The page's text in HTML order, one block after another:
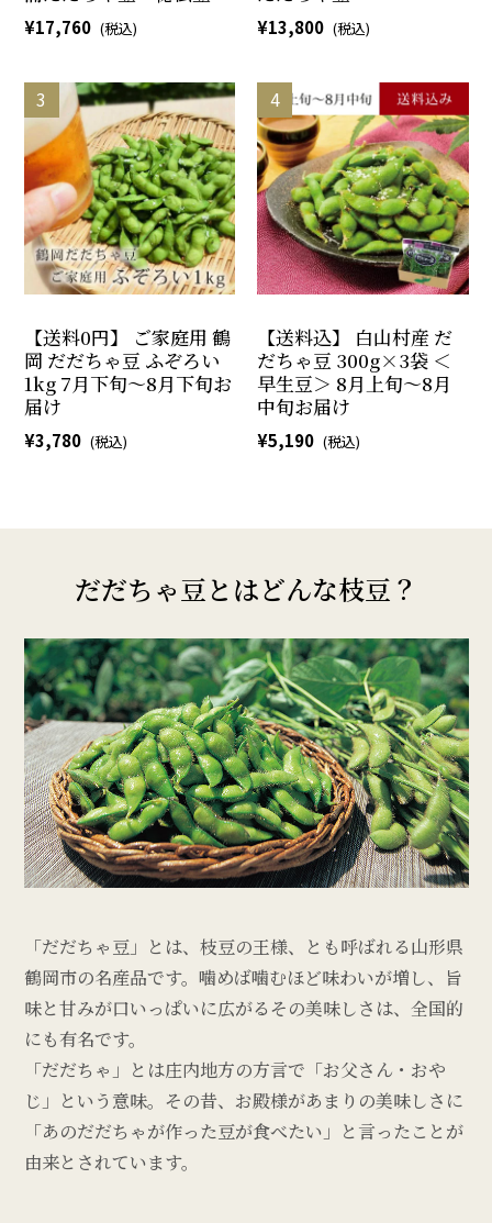
17,760 13,800
【送料0円】 ご家庭用 鶴
岡 だだちゃ豆 ふぞろい
1kg 7月下旬～8月下旬お
届け
3,780
【送料込】 白山村産 だ
だちゃ豆 300g×3袋 ＜
早生豆＞ 8月上旬～8月
中旬お届け
5,190
だだちゃ豆とはどんな枝豆？
「だだちゃ豆」とは、枝豆の王様、とも呼ばれる山形県
鶴岡市の名産品です。噛めば噛むほど味わいが増し、旨
味と甘みが口いっぱいに広がるその美味しさは、全国的
にも有名です。
「だだちゃ」とは庄内地方の方言で「お父さん・おや
じ」という意味。その昔、お殿様があまりの美味しさに
「あのだだちゃが作った豆が食べたい」と言ったことが
由来とされています。